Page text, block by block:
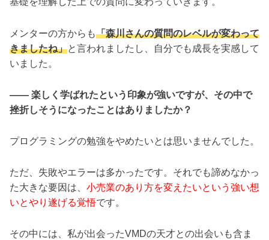
メンターの方からも「森川さんの質問のレベルが変わって
きましたね」と言われましたし、自分でも成長を実感して
いました。
―― 楽しく学ばれたという印象が強いですが、その中で
挫折しそうになったことはありましたか？
プログラミングの勉強をやめたいとは思いませんでした。
ただ、失敗やエラーは多かったです。それでも諦めなかっ
た大きな要因は、 小売業のあり方を変えたいという強い想
いとやり遂げる覚悟です。
その中には、私が出会ったVMDの天才との出会いも含ま